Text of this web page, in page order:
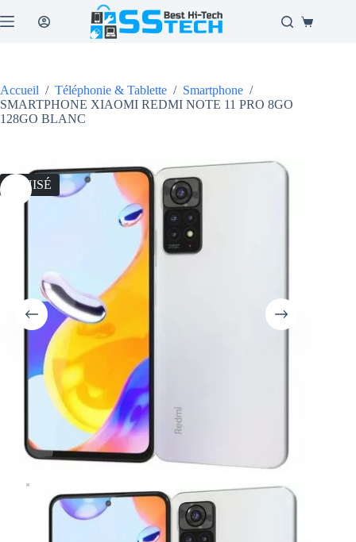
au
Panier
Accueil / Téléphonie & Tablette / Smartphone /
SMARTPHONE XIAOMI REDMI NOTE 11 PRO 8GO
128GO BLANC
ÉPUISÉ